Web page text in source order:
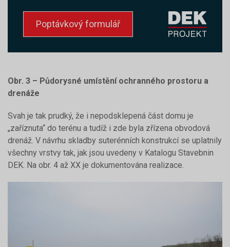
Poptávkový formulář
Obr. 3 – Půdorysné umístění ochranného prostoru a
drenáže
Svah je tak prudký, že i nepodsklepená část domu je
„zaříznuta“ do terénu a tudíž i zde byla zřízena obvodová
drenáž. V návrhu skladby suterénních konstrukcí se uplatnily
všechny vrstvy tak, jak jsou uvedeny v Katalogu Stavebnin
DEK. Na obr. 4 až XX je dokumentována realizace.